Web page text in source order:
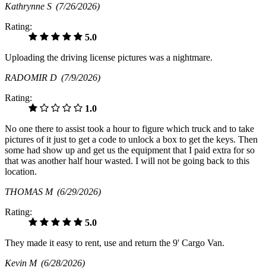
Kathrynne S (7/26/2026)
Rating:
5.0
Uploading the driving license pictures was a nightmare.
RADOMIR D (7/9/2026)
Rating:
1.0
No one there to assist took a hour to figure which truck and to take
pictures of it just to get a code to unlock a box to get the keys. Then
some had show up and get us the equipment that I paid extra for so
that was another half hour wasted. I will not be going back to this
location.
THOMAS M (6/29/2026)
Rating:
5.0
They made it easy to rent, use and return the 9' Cargo Van.
Kevin M (6/28/2026)